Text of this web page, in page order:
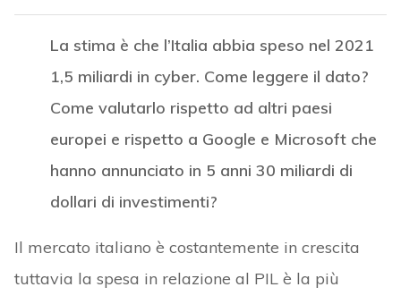
La stima è che l’Italia abbia speso nel 2021
1,5 miliardi in cyber. Come leggere il dato?
Come valutarlo rispetto ad altri paesi
europei e rispetto a Google e Microsoft che
hanno annunciato in 5 anni 30 miliardi di
dollari di investimenti?
Il mercato italiano è costantemente in crescita
tuttavia la spesa in relazione al PIL è la più